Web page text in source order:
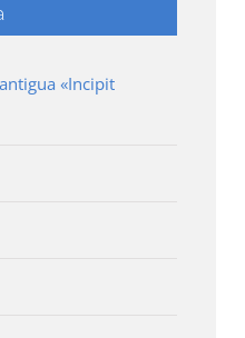
«Incipit